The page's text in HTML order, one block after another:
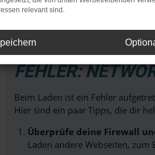
helfen.
KG und erleben Sie, warum wir
FEHLER:
Beim Laden ist ein Fehler
Hier sind ein paar Tipps, die dir
Überprüfe deine Firewall
Laden andere Webseiten, zum
relevant sind.